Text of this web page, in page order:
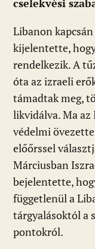
cselekvési
Libanon
kijelentette,
rendelkezik. A
óta az izraeli
támadtak meg,
likvidálva. Ma az
védelmi
előőrssel
Márciusban
bejelentette,
függetlenül a
tárgyalásoktól a
pontokról.